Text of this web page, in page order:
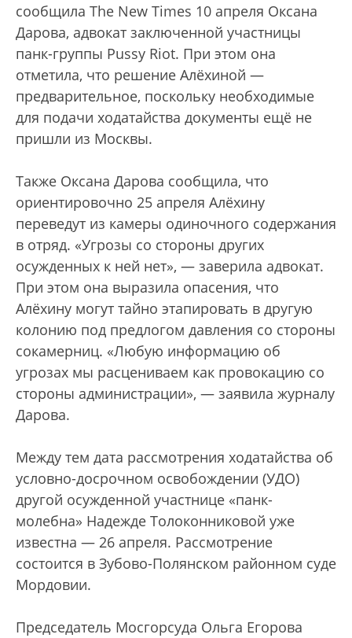
сообщила The New Times 10 апреля Оксана
Дарова, адвокат заключенной участницы
панк-группы Pussy Riot. При этом она
отметила, что решение Алёхиной —
предварительное, поскольку необходимые
для подачи ходатайства документы ещё не
пришли из Москвы.
Также Оксана Дарова сообщила, что
ориентировочно 25 апреля Алёхину
переведут из камеры одиночного содержания
в отряд. «Угрозы со стороны других
осужденных к ней нет», — заверила адвокат.
При этом она выразила опасения, что
Алёхину могут тайно этапировать в другую
колонию под предлогом давления со стороны
сокамерниц. «Любую информацию об
угрозах мы расцениваем как провокацию со
стороны администрации», — заявила журналу
Дарова.
Между тем дата рассмотрения ходатайства об
условно-досрочном освобождении (УДО)
другой осужденной участнице «панк-
молебна» Надежде Толоконниковой уже
известна — 26 апреля. Рассмотрение
состоится в Зубово-Полянском районном суде
Мордовии.
Председатель Мосгорсуда Ольга Егорова